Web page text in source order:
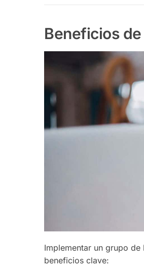
Beneficios
Implementar un grupo
beneficios clave: